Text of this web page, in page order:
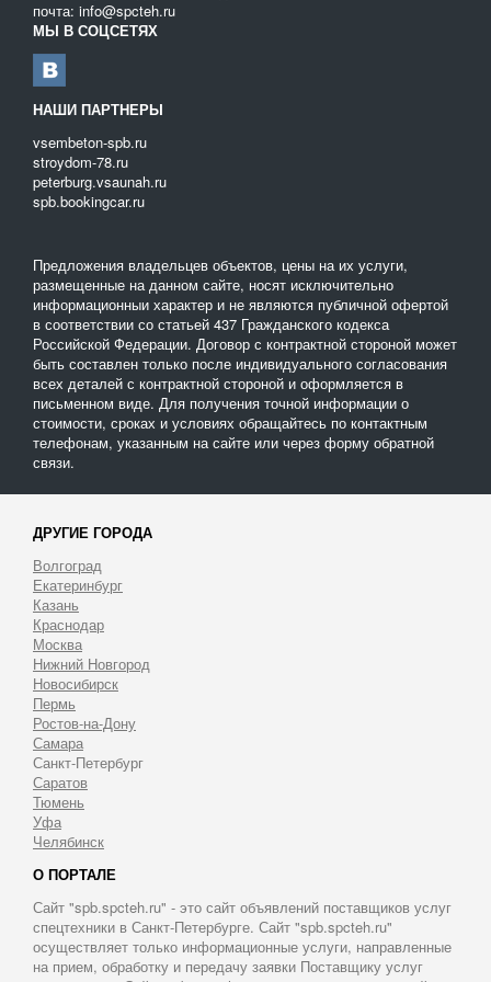
Сырье для производства асфальтных смесей. Использование
асфальтной крошки для изготовления нового асфальта дает
возможность получать материал, который по своим
характеристикам не уступает асфальтным смесям,
изготовленным по традиционной технологии. Такой асфальт
может быть использован даже для строительства дорог
с большой нагрузкой.
Чтобы купить асфальтовую срезку в
вы можете позвонить по указанному здесь телефону или же
почта: info@spcteh.ru
МЫ В СОЦСЕТЯХ
НАШИ ПАРТНЕРЫ
vsembeton-spb.ru
stroydom-78.ru
peterburg.vsaunah.ru
spb.bookingcar.ru
Предложения владельцев объектов, цены на их услуги,
размещенные на данном сайте, носят исключительно
информационныи характер и не являются публичной офертой
в соответствии со статьей 437 Гражданского кодекса
Российской Федерации. Договор с контрактной стороной может
быть составлен только после индивидуального согласования
всех деталей с контрактной стороной и оформляется в
письменном виде. Для получения точной информации о
стоимости, сроках и условиях обращайтесь по контактным
телефонам, указанным на сайте или через форму обратной
связи.
ДРУГИЕ ГОРОДА
Волгоград
Екатеринбург
Казань
Краснодар
Москва
Нижний Новгород
Новосибирск
Пермь
Ростов-на-Дону
Самара
Санкт-Петербург
Саратов
Тюмень
Уфа
Челябинск
О ПОРТАЛЕ
Сайт "spb.spcteh.ru" - это сайт объявлений поставщиков услуг
спецтехники в Санкт-Петербурге. Сайт "spb.spcteh.ru"
осуществляет только информационные услуги, направленные
на прием, обработку и передачу заявки Поставщику услуг